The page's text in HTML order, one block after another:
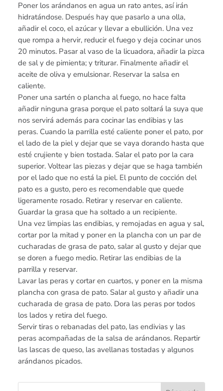
Poner los arándanos en agua un rato antes, así irán
hidratándose. Después hay que pasarlo a una olla,
añadir el coco, el azúcar y llevar a ebullición. Una vez
que rompa a hervir, reducir el fuego y deja cocinar unos
20 minutos. Pasar al vaso de la licuadora, añadir la pizca
de sal y de pimienta; y triturar. Finalmente añadir el
aceite de oliva y emulsionar. Reservar la salsa en
caliente.
Poner una sartén o plancha al fuego, no hace falta
añadir ninguna grasa porque el pato soltará la suya que
nos servirá además para cocinar las endibias y las
peras. Cuando la parrilla esté caliente poner el pato, por
el lado de la piel y dejar que se vaya dorando hasta que
esté crujiente y bien tostada. Salar el pato por la cara
superior. Voltear las piezas y dejar que se haga también
por el lado que no está la piel. El punto de cocción del
pato es a gusto, pero es recomendable que quede
ligeramente rosado. Retirar y reservar en caliente.
Guardar la grasa que ha soltado a un recipiente.
Una vez limpias las endibias, y remojadas en agua y sal,
cortar por la mitad y poner en la plancha con un par de
cucharadas de grasa de pato, salar al gusto y dejar que
se doren a fuego medio. Retirar las endibias de la
parrilla y reservar.
Lavar las peras y cortar en cuartos, y poner en la misma
plancha con grasa de pato. Salar al gusto y añadir una
cucharada de grasa de pato. Dora las peras por todos
los lados y retira del fuego.
Servir tiras o rebanadas del pato, las endivias y las
peras acompañadas de la salsa de arándanos. Repartir
las lascas de queso, las avellanas tostadas y algunos
arándanos picados.